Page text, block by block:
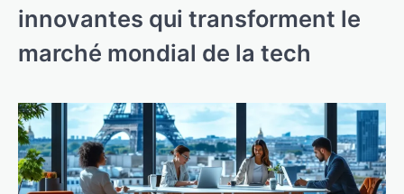
innovantes qui transforment le
marché mondial de la tech